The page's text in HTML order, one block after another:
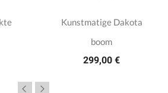
Kunstmatige Dakota
boom
299,00 €